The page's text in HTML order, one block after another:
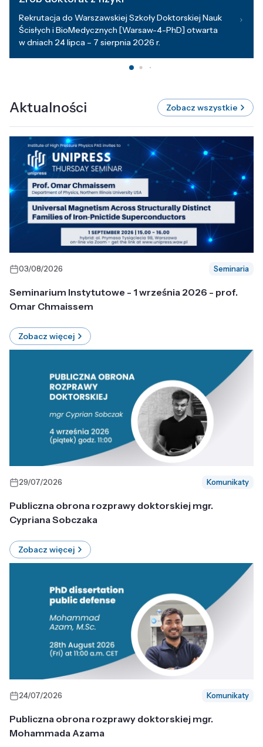
Rekrutacja do Warszawskiej Szkoły Doktorskiej Nauk
Ścisłych i BioMedycznych [Warsaw-4-PhD] otwarta
w dniach 24 lipca – 7 sierpnia 2026 r.
Aktualności Zobacz wszystkie
03/08/2026 Seminaria
Seminarium Instytutowe - 1 września 2026 - prof.
Omar Chmaissem
Zobacz więcej
29/07/2026 Komunikaty
Publiczna obrona rozprawy doktorskiej mgr.
Cypriana Sobczaka
Zobacz więcej
24/07/2026 Komunikaty
Publiczna obrona rozprawy doktorskiej mgr.
Mohammada Azama